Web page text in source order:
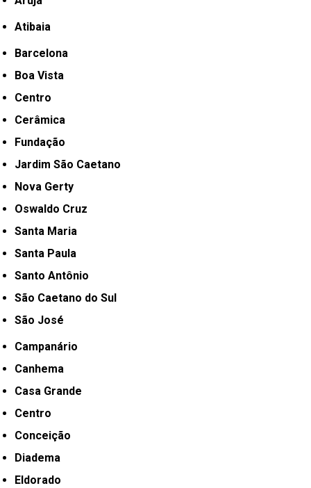
Atibaia
Barcelona
Boa Vista
Centro
Cerâmica
Fundação
Jardim São Caetano
Nova Gerty
Oswaldo Cruz
Santa Maria
Santa Paula
Santo Antônio
São Caetano do Sul
São José
Campanário
Canhema
Casa Grande
Centro
Conceição
Diadema
Eldorado